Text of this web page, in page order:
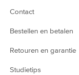
Contact
Bestellen en betalen
Retouren en garantie
Studietips